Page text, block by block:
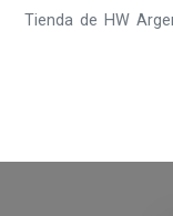
Tienda de HW